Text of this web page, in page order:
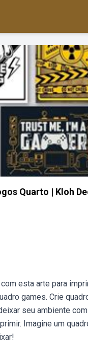
Quarto | Kloh
esta arte para
games. Crie
seu ambiente
Imagine um